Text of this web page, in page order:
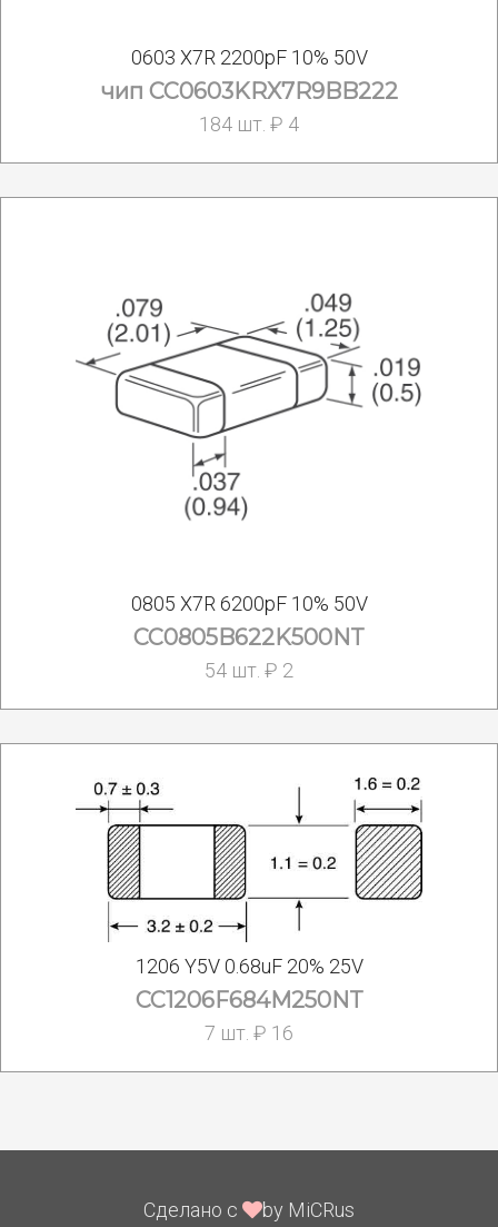
0603 X7R 2200pF 10% 50V
чип CC0603KRX7R9BB222
184 шт. ₽ 4
0805 X7R 6200pF 10% 50V
CC0805B622K500NT
54 шт. ₽ 2
1206 Y5V 0.68uF 20% 25V
CC1206F684M250NT
7 шт. ₽ 16
Сделано с by MiCRus